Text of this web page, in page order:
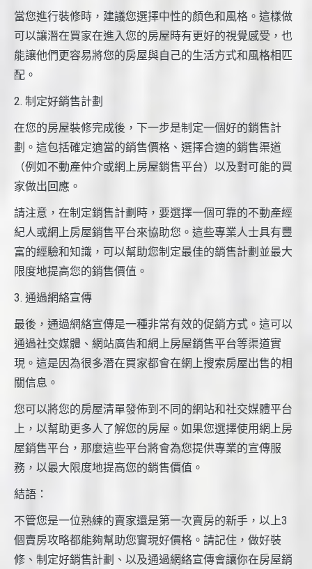
當您進行裝修時，建議您選擇中性的顏色和風格。這樣做
可以讓潛在買家在進入您的房屋時有更好的視覺感受，也
能讓他們更容易將您的房屋與自己的生活方式和風格相匹
配。
2. 制定好銷售計劃
在您的房屋裝修完成後，下一步是制定一個好的銷售計
劃。這包括確定適當的銷售價格、選擇合適的銷售渠道
（例如不動產仲介或網上房屋銷售平台）以及對可能的買
家做出回應。
請注意，在制定銷售計劃時，要選擇一個可靠的不動產經
紀人或網上房屋銷售平台來協助您。這些專業人士具有豐
富的經驗和知識，可以幫助您制定最佳的銷售計劃並最大
限度地提高您的銷售價值。
3. 通過網絡宣傳
最後，通過網絡宣傳是一種非常有效的促銷方式。這可以
通過社交媒體、網站廣告和網上房屋銷售平台等渠道實
現。這是因為很多潛在買家都會在網上搜索房屋出售的相
關信息。
您可以將您的房屋清單發佈到不同的網站和社交媒體平台
上，以幫助更多人了解您的房屋。如果您選擇使用網上房
屋銷售平台，那麼這些平台將會為您提供專業的宣傳服
務，以最大限度地提高您的銷售價值。
結語：
不管您是一位熟練的賣家還是第一次賣房的新手，以上3
個賣房攻略都能夠幫助您實現好價格。請記住，做好裝
修、制定好銷售計劃、以及通過網絡宣傳會讓你在房屋銷